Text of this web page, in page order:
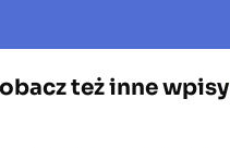
też inne wpisy